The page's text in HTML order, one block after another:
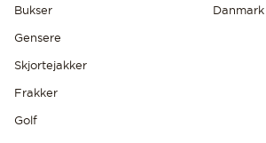
Bukser
Gensere
Skjortejakker
Frakker
Golf
Danmark